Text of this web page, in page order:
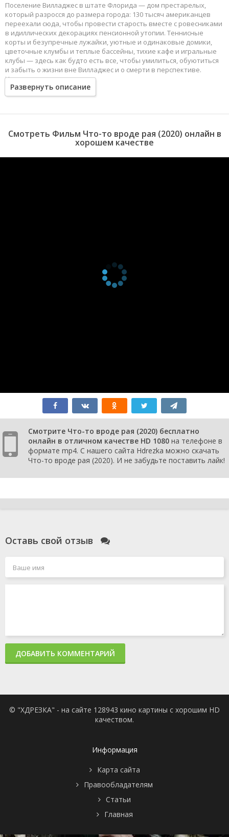
Поселение Вилладжес в штате Флорида — дом престарелых,
который разросся до размера города: 130 тысяч американцев
переехали сюда, чтобы провести старость вместе с ровесниками
в идиллических декорациях пенсионной утопии. Теннисные
корты и безупречные лужайки, уютные и одинаковые домики,
цветочные клумбы и теплые бассейны, тихие кафе и игральные
клубы — здесь как будто есть все, чтобы умилиться, обуютиться
и забыть о жизни вне Вилладжес и о смерти в перспективе.
Но хаос проникает и в тщательно спланированную
искусственную пастораль, потому что хаос этот находится
внутри человека.
Развернуть описание
Смотреть Фильм Что-то вроде рая (2020) онлайн в
хорошем качестве
Смотрите Что-то вроде рая (2020) бесплатно
онлайн в отличном качестве HD 1080 на телефоне в
формате mp4. С нашего сайта Hdrezka можно скачать
Что-то вроде рая (2020). И не забудьте поставить лайк!
Оставь свой отзыв
ДОБАВИТЬ КОММЕНТАРИЙ
© "ХДРЕЗКА" - на сайте 128943 кино картины с хорошим HD
качеством.
Информация
Карта сайта
Правообладателям
Статьи
Главная